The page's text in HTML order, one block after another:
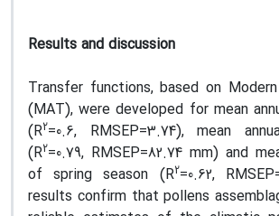
Results and discussion
Transfer functions, based on
(MAT), were developed for mean
(R2=0.6, RMSEP=3.74), mean
(R2=0.79, RMSEP=82.74 mm) and
of spring season (R2=0.62,
results confirm that pollens